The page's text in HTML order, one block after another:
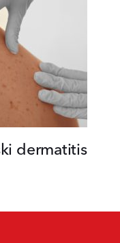
dermatitis